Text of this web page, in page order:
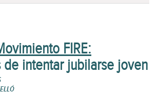
FIRE:
de intentar jubilarse joven